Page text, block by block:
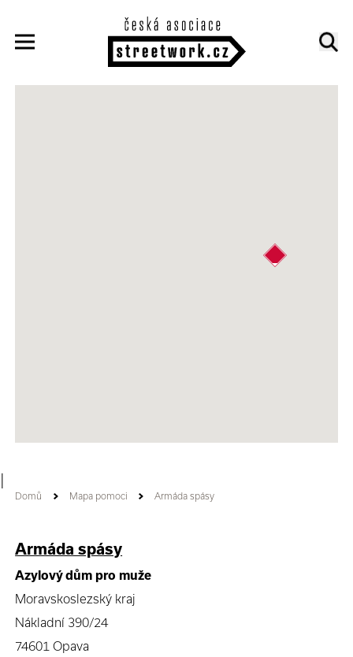
Domů Mapa pomoci Armáda spásy
Armáda spásy
Azylový dům pro muže
Moravskoslezský kraj
Nákladní 390/24
74601 Opava